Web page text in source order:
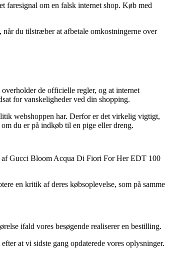
faresignal om en falsk internet shop. Køb med
du tilstræber at afbetale omkostningerne over
de officielle regler, og at internet
for vanskeligheder ved din shopping.
webshoppen har. Derfor er det virkelig vigtigt,
du er på indkøb til en pige eller dreng.
af Gucci Bloom Acqua Di Fiori For Her EDT 100
en kritik af deres købsoplevelse, som på samme
ifald vores besøgende realiserer en bestilling.
at vi sidste gang opdaterede vores oplysninger.